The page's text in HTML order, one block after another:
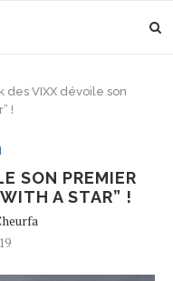
des VIXX dévoile son
!
SON PREMIER
A STAR” !